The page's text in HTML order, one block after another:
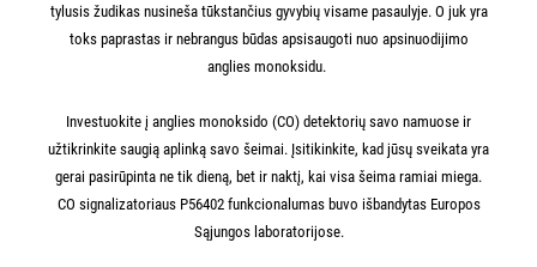
tylusis žudikas nusineša tūkstančius gyvybių visame pasaulyje. O juk yra
toks paprastas ir nebrangus būdas apsisaugoti nuo apsinuodijimo
anglies monoksidu.
Investuokite į anglies monoksido (CO) detektorių savo namuose ir
užtikrinkite saugią aplinką savo šeimai. Įsitikinkite, kad jūsų sveikata yra
gerai pasirūpinta ne tik dieną, bet ir naktį, kai visa šeima ramiai miega.
CO signalizatoriaus P56402 funkcionalumas buvo išbandytas Europos
Sąjungos laboratorijose.